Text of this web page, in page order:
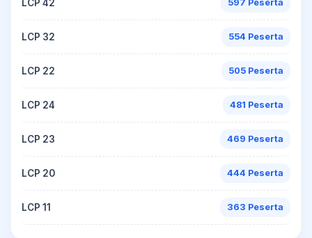
LCP 42 597 Peserta
LCP 32 554 Peserta
LCP 22 505 Peserta
LCP 24 481 Peserta
LCP 23 469 Peserta
LCP 20 444 Peserta
LCP 11 363 Peserta